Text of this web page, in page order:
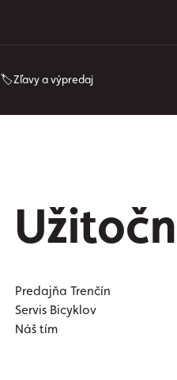
🏷️Zľavy a výpredaj
Predajňa Trenčín
Servis Bicyklov
Náš tím